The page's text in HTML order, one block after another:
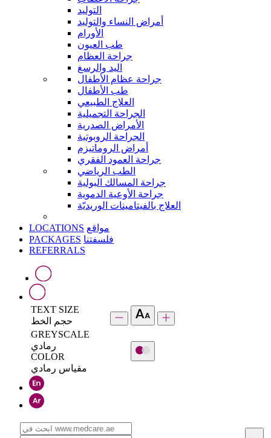
التوليد
أمراض النساء والتوليد
الأورام
طب العيون
جراحة العظام
اليد والرسغ
جراحة عظام الأطفال
طب الأطفال
العلاج الطبيعي
الجراحة التجميلية
الأمراض الصدرية
الجراحة الروبوتية
أمراض الروماتيزم
جراحة العمود الفقري
الطب الرياضي
جراحة المسالك البولية
جراحة الأوعية الدموية
العلاج بالفيتامينات الوريديّة
LOCATIONS مواقع
PACKAGES فلسفتنا
REFERRALS
TEXT SIZE
حجم الخط
GREYSCALE
رمادي
COLOR
مقياس رمادي